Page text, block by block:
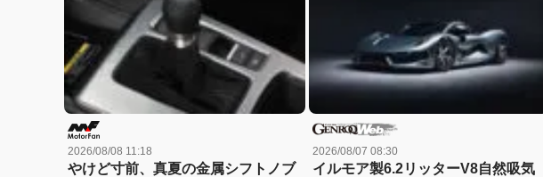
2026/08/08 11:18
やけど寸前、真夏の金属シフトノブ
2026/08/07 08:30
イルモア製6.2リッターV8自然吸気